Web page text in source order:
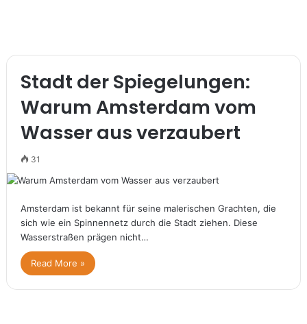
Stadt der Spiegelungen:
Warum Amsterdam vom
Wasser aus verzaubert
31
Amsterdam ist bekannt für seine malerischen Grachten, die
sich wie ein Spinnennetz durch die Stadt ziehen. Diese
Wasserstraßen prägen nicht…
Read More »